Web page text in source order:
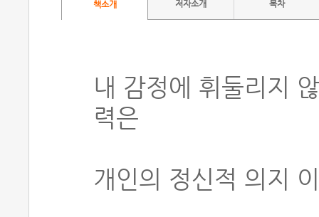
책소개 저자소개 목차
내 감정에 휘둘리지
력은
개인의 정신적 의지